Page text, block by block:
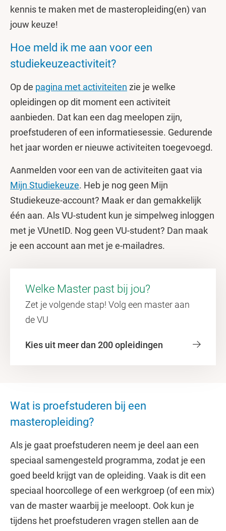
kennis te maken met de masteropleiding(en) van
jouw keuze!
Hoe meld ik me aan voor een
studiekeuzeactiviteit?
Op de pagina met activiteiten zie je welke
opleidingen op dit moment een activiteit
aanbieden. Dat kan een dag meelopen zijn,
proefstuderen of een informatiesessie. Gedurende
het jaar worden er nieuwe activiteiten toegevoegd.
Aanmelden voor een van de activiteiten gaat via
Mijn Studiekeuze. Heb je nog geen Mijn
Studiekeuze-account? Maak er dan gemakkelijk
één aan. Als VU-student kun je simpelweg inloggen
met je VUnetID. Nog geen VU-student? Dan maak
je een account aan met je e-mailadres.
Welke Master past bij jou?
Zet je volgende stap! Volg een master aan
de VU
Kies uit meer dan 200 opleidingen
Wat is proefstuderen bij een
masteropleiding?
Als je gaat proefstuderen neem je deel aan een
speciaal samengesteld programma, zodat je een
goed beeld krijgt van de opleiding. Vaak is dit een
speciaal hoorcollege of een werkgroep (of een mix)
van de master waarbij je meeloopt. Ook kun je
tijdens het proefstuderen vragen stellen aan de